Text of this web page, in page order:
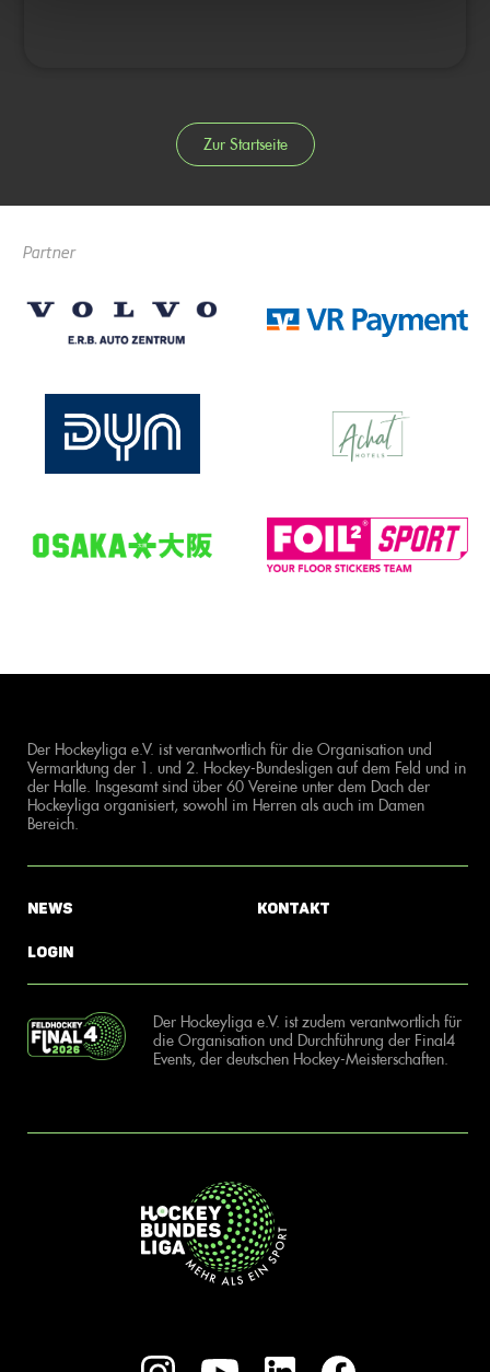
Zur Startseite
Partner
Der Hockeyliga e.V. ist verantwortlich für die Organisation und
Vermarktung der 1. und 2. Hockey-Bundesligen auf dem Feld und in
der Halle. Insgesamt sind über 60 Vereine unter dem Dach der
Hockeyliga organisiert, sowohl im Herren als auch im Damen
Bereich.
News
Login
Kontakt
Der Hockeyliga e.V. ist zudem verantwortlich für
die Organisation und Durchführung der Final4
Events, der deutschen Hockey-Meisterschaften.